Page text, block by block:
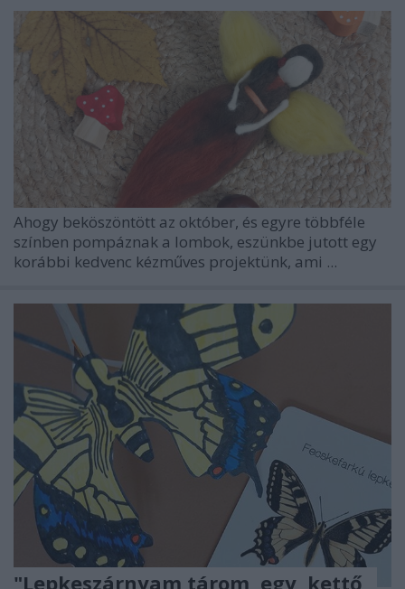
Ahogy beköszöntött az október, és egyre többféle
színben pompáznak a lombok, eszünkbe jutott egy
korábbi kedvenc kézműves projektünk, ami ...
"Lepkeszárnyam tárom, egy, kettő,